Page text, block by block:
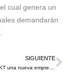
cual genera un
demandarán
SIGUIENTE
Nike compra a RTFKT una nueva empresa de NFT para dar impulso a su metaverso